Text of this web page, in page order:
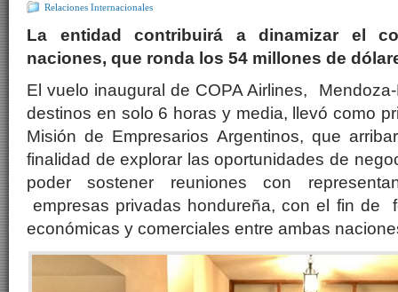
Relaciones Internacionales
La entidad contribuirá a dinamizar el
naciones, que ronda los 54 millones de
El vuelo inaugural de COPA Airlines,
destinos en solo 6 horas y media, llevó como
Misión de Empresarios Argentinos, que
finalidad de explorar las oportunidades de
poder sostener reuniones con
empresas privadas hondureña, con el fin de
económicas y comerciales entre ambas